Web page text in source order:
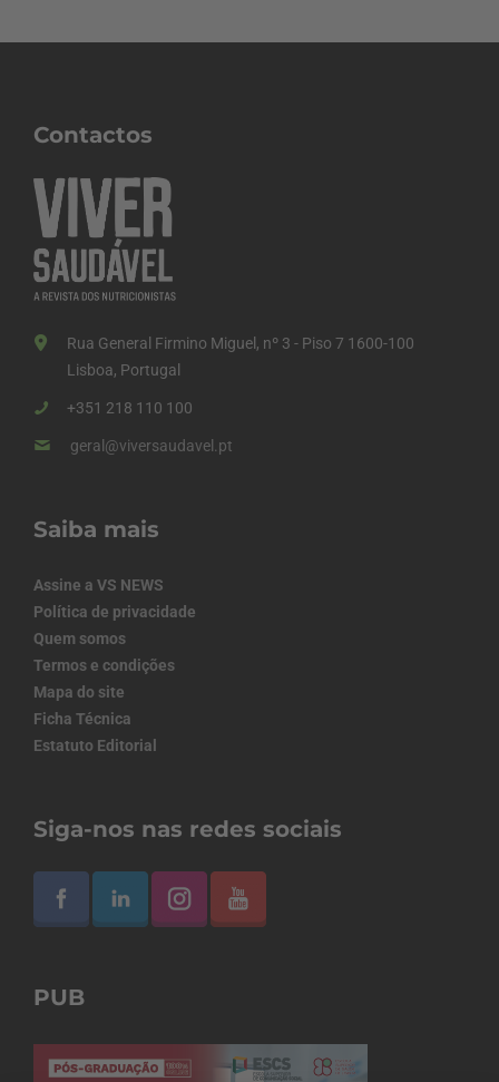
Contactos
Rua General Firmino Miguel, nº 3 - Piso 7 1600-100
Lisboa, Portugal
+351 218 110 100
geral@viversaudavel.pt
Saiba mais
Assine a VS NEWS
Política de privacidade
Quem somos
Termos e condições
Mapa do site
Ficha Técnica
Estatuto Editorial
Siga-nos nas redes sociais
PUB